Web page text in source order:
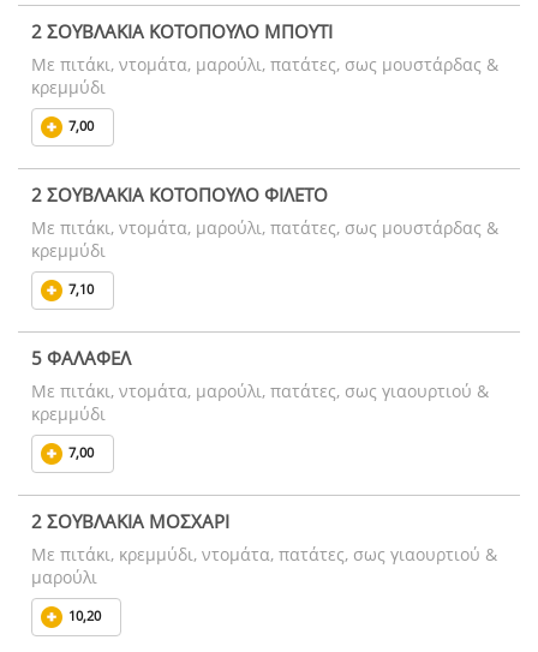
2 ΣΟΥΒΛΑΚΙΑ ΚΟΤΟΠΟΥΛΟ ΜΠΟΥΤΙ
Με πιτάκι, ντομάτα, μαρούλι, πατάτες, σως μουστάρδας &
κρεμμύδι
7,00
2 ΣΟΥΒΛΑΚΙΑ ΚΟΤΟΠΟΥΛΟ ΦΙΛΕΤΟ
Με πιτάκι, ντομάτα, μαρούλι, πατάτες, σως μουστάρδας &
κρεμμύδι
7,10
5 ΦΑΛΑΦΕΛ
Με πιτάκι, ντομάτα, μαρούλι, πατάτες, σως γιαουρτιού &
κρεμμύδι
7,00
2 ΣΟΥΒΛΑΚΙΑ ΜΟΣΧΑΡΙ
Με πιτάκι, κρεμμύδι, ντομάτα, πατάτες, σως γιαουρτιού &
μαρούλι
10,20